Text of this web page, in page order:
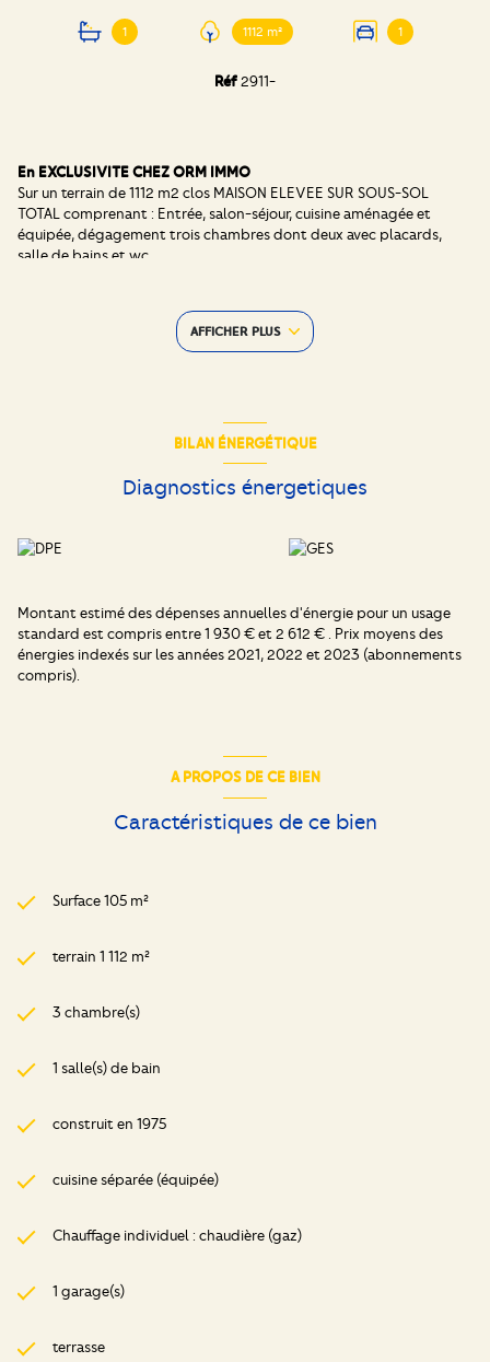
1 1112 m² 1
Réf2911-
En EXCLUSIVITE CHEZ ORM IMMO
Sur un terrain de 1112 m2 clos MAISON ELEVEE SUR SOUS-SOL
TOTAL comprenant : Entrée, salon-séjour, cuisine aménagée et
équipée, dégagement trois chambres dont deux avec placards,
salle de bains et wc.
Vidéo présentation sur le site de l'agence
- Localisation idéale, quartier calme et résidentiel
- Transports en communs, écoles et commerces à proximité
- Autoroute et tangentielle à 5 minutes en voiture
AFFICHER PLUS
BILAN ÉNERGÉTIQUE
Diagnostics énergetiques
Montant estimé des dépenses annuelles d'énergie pour un usage
standard est compris entre 1 930 € et 2 612 € . Prix moyens des
énergies indexés sur les années 2021, 2022 et 2023 (abonnements
compris).
A PROPOS DE CE BIEN
Caractéristiques de ce bien
Surface 105 m²
terrain 1 112 m²
3 chambre(s)
1 salle(s) de bain
construit en 1975
cuisine séparée (équipée)
Chauffage individuel : chaudière (gaz)
1 garage(s)
terrasse